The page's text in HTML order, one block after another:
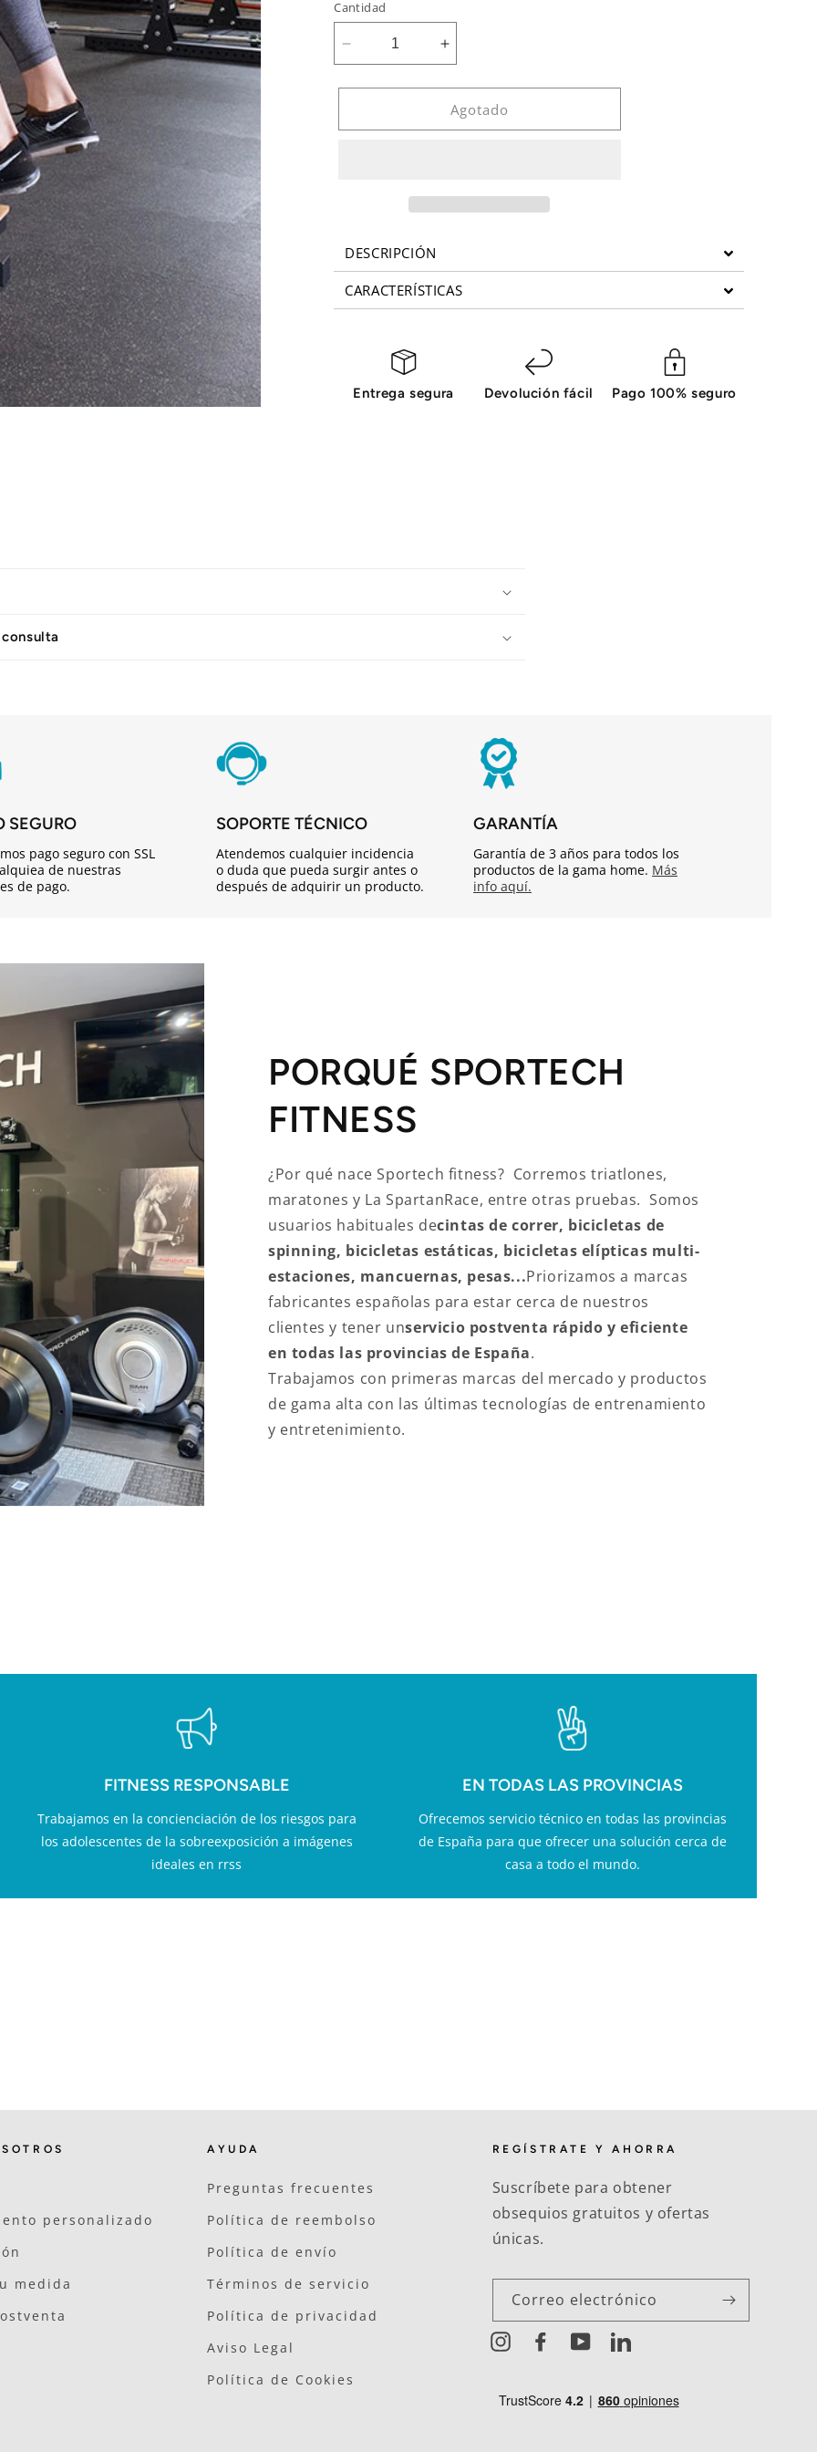
Cantidad
Reducir
cantidad
para
de
Aumentar
cantidad
para
Fijación
de
Agotado
DESCRIPCIÓN
CARACTERÍSTICAS
Entrega segura Devolución fácil Pago 100% seguro
SEGURO
pago seguro con SSL
de nuestras
de pago.
SOPORTE TÉCNICO
Atendemos cualquier incidencia
o duda que pueda surgir antes o
después de adquirir un producto.
GARANTÍA
Garantía de 3 años para todos los
productos de la gama home. Más
info aquí.
PORQUÉ SPORTECH
FITNESS
¿Por qué nace Sportech fitness? Corremos triatlones,
maratones y La SpartanRace, entre otras pruebas. Somos
usuarios habituales decintas de correr, bicicletas de
spinning, bicicletas estáticas, bicicletas elípticas multi-
estaciones, mancuernas, pesas...Priorizamos a marcas
fabricantes españolas para estar cerca de nuestros
clientes y tener unservicio postventa rápido y eficiente
en todas las provincias de España.
Trabajamos con primeras marcas del mercado y productos
de gama alta con las últimas tecnologías de entrenamiento
y entretenimiento.
FITNESS RESPONSABLE
Trabajamos en la concienciación de los riesgos para
los adolescentes de la sobreexposición a imágenes
ideales en rrss
EN TODAS LAS PROVINCIAS
Ofrecemos servicio técnico en todas las provincias
de España para que ofrecer una solución cerca de
casa a todo el mundo.
personalizado
medida
AYUDA
Preguntas frecuentes
Política de reembolso
Política de envío
Términos de servicio
Política de privacidad
Aviso Legal
Política de Cookies
REGÍSTRATE Y AHORRA
Suscríbete para obtener
obsequios gratuitos y ofertas
únicas.
Correo electrónico
InstagramFacebookYouTubeLinkedIn